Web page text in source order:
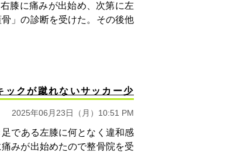
に痛みが出始め、次第に左
」の診断を受けた。その後他
クが蹴れないサッカー少
2025年06月23日（月）10:51 PM
である左膝に何となく違和感
みが出始めたので整骨院を受